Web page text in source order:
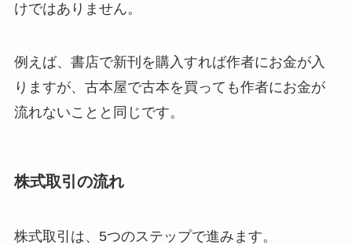
けではありません。
例えば、書店で新刊を購入すれば作者にお金が入
りますが、古本屋で古本を買っても作者にお金が
流れないことと同じです。
株式取引の流れ
株式取引は、5つのステップで進みます。